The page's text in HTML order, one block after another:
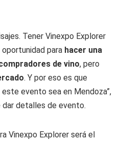
Tener Vinexpo Explorer
oportunidad para hacer una
de vino, pero
. Y por eso es que
evento sea en Mendoza”,
dar detalles de evento.
Vinexpo Explorer será el